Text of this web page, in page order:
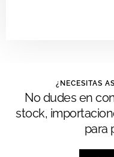
¿NECESITAS
No dudes en
stock,
para